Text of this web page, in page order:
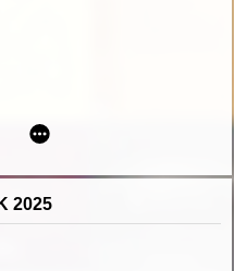
market in the Płock
2025